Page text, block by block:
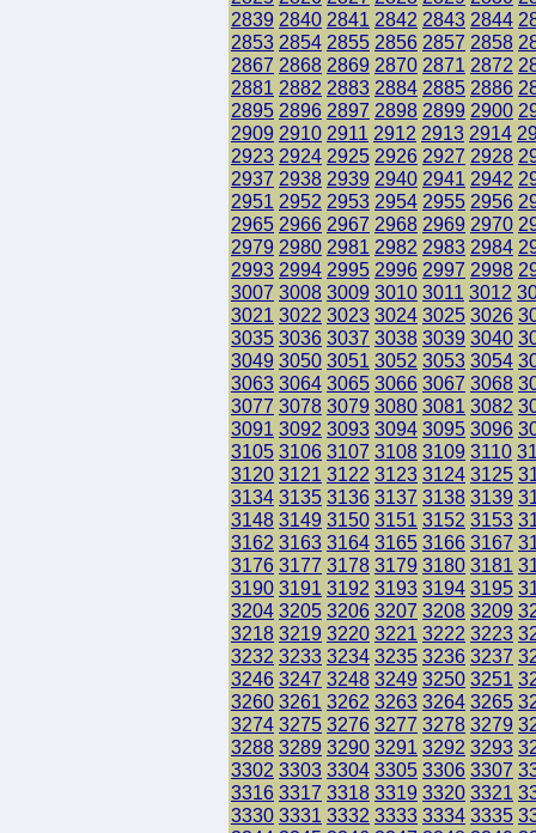
2839 2840 2841 2842 2843 2844
2853 2854 2855 2856 2857 2858
2867 2868 2869 2870 2871 2872
2881 2882 2883 2884 2885 2886
2895 2896 2897 2898 2899 2900
2909 2910 2911 2912 2913 2914
2923 2924 2925 2926 2927 2928
2937 2938 2939 2940 2941 2942
2951 2952 2953 2954 2955 2956
2965 2966 2967 2968 2969 2970
2979 2980 2981 2982 2983 2984
2993 2994 2995 2996 2997 2998
3007 3008 3009 3010 3011 3012
3021 3022 3023 3024 3025 3026
3035 3036 3037 3038 3039 3040
3049 3050 3051 3052 3053 3054
3063 3064 3065 3066 3067 3068
3077 3078 3079 3080 3081 3082
3091 3092 3093 3094 3095 3096
3105 3106 3107 3108 3109 3110
3120 3121 3122 3123 3124 3125
3134 3135 3136 3137 3138 3139
3148 3149 3150 3151 3152 3153
3162 3163 3164 3165 3166 3167
3176 3177 3178 3179 3180 3181
3190 3191 3192 3193 3194 3195
3204 3205 3206 3207 3208 3209
3218 3219 3220 3221 3222 3223
3232 3233 3234 3235 3236 3237
3246 3247 3248 3249 3250 3251
3260 3261 3262 3263 3264 3265
3274 3275 3276 3277 3278 3279
3288 3289 3290 3291 3292 3293
3302 3303 3304 3305 3306 3307
3316 3317 3318 3319 3320 3321
3330 3331 3332 3333 3334 3335